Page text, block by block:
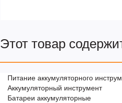
Этот товар
Питание аккумуляторного
Аккумуляторный инструмент
Батареи аккумуляторные